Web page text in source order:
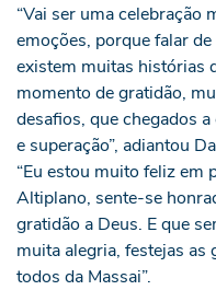
“Vai ser uma celebração
emoções, porque falar
existem muitas histórias
momento de gratidão,
desafios, que chegados
e superação”, adiantou
“Eu estou muito feliz em
Altiplano, sente-se
gratidão a Deus. E que
muita alegria, festejas as
todos da Massai”.